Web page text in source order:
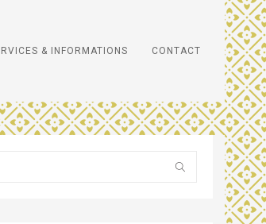
& INFORMATIONS CONTACT